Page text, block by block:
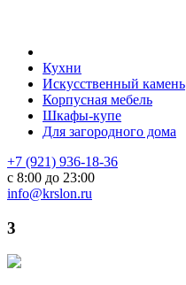
Кухни
Искусственный камень
Корпусная мебель
Шкафы-купе
Для загородного дома
+7 (921) 936-18-36
с 8:00 до 23:00
info@krslon.ru
3